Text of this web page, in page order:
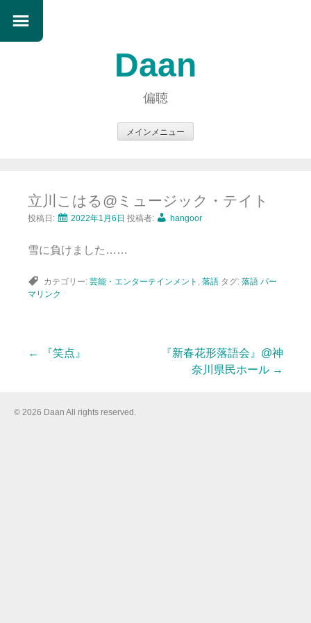
Daan
偏聴
メインメニュー
ン
ツ
ス
ッ
立川こはる@ミュージック・テイト
投稿日: 2022年1月6日 投稿者: hangoor
雪に負けました……
カテゴリー: 芸能・エンターテインメント , 落語 タグ: 落語 パー
マリンク
投
稿
← 『笑点』
『新春花形落語会』@神
奈川県民ホール →
© 2026 Daan All rights reserved.